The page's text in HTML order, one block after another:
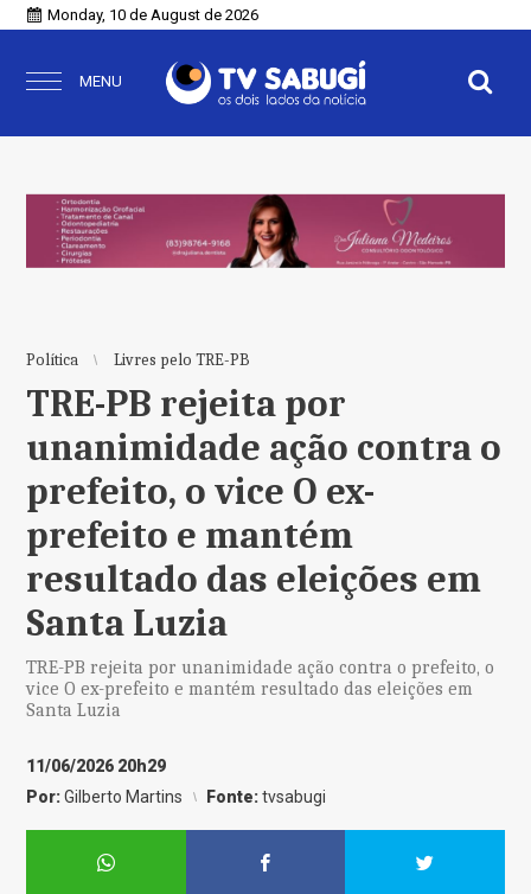
Monday, 10 de August de 2026
MENU
Política Livres pelo TRE-PB
TRE-PB rejeita por
unanimidade ação contra o
prefeito, o vice O ex-
prefeito e mantém
resultado das eleições em
Santa Luzia
TRE-PB rejeita por unanimidade ação contra o prefeito, o
vice O ex-prefeito e mantém resultado das eleições em
Santa Luzia
11/06/2026 20h29
Por:Gilberto Martins Fonte:tvsabugi